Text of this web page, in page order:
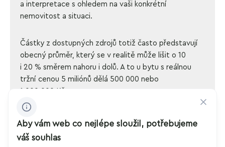
a interpretace s ohledem na vaši konkrétní
nemovitost a situaci.
Částky z dostupných zdrojů totiž často představují
obecný průměr, který se v realitě může lišit o 10
i 20 % směrem nahoru i dolů. A to u bytu s reálnou
tržní cenou 5 miliónů dělá 500 000 nebo
Důkladná znalost realitního trhu, stejně jako
zkušenosti při prodeji nemovitostí zaručují odhad
odpovídající aktuální situaci.
Aby vám web co nejlépe sloužil, potřebujeme
váš souhlas